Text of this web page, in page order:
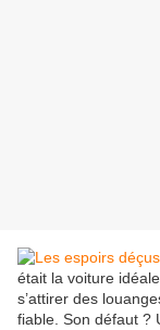
était la voiture
s’attirer des
fiable. Son défaut ?